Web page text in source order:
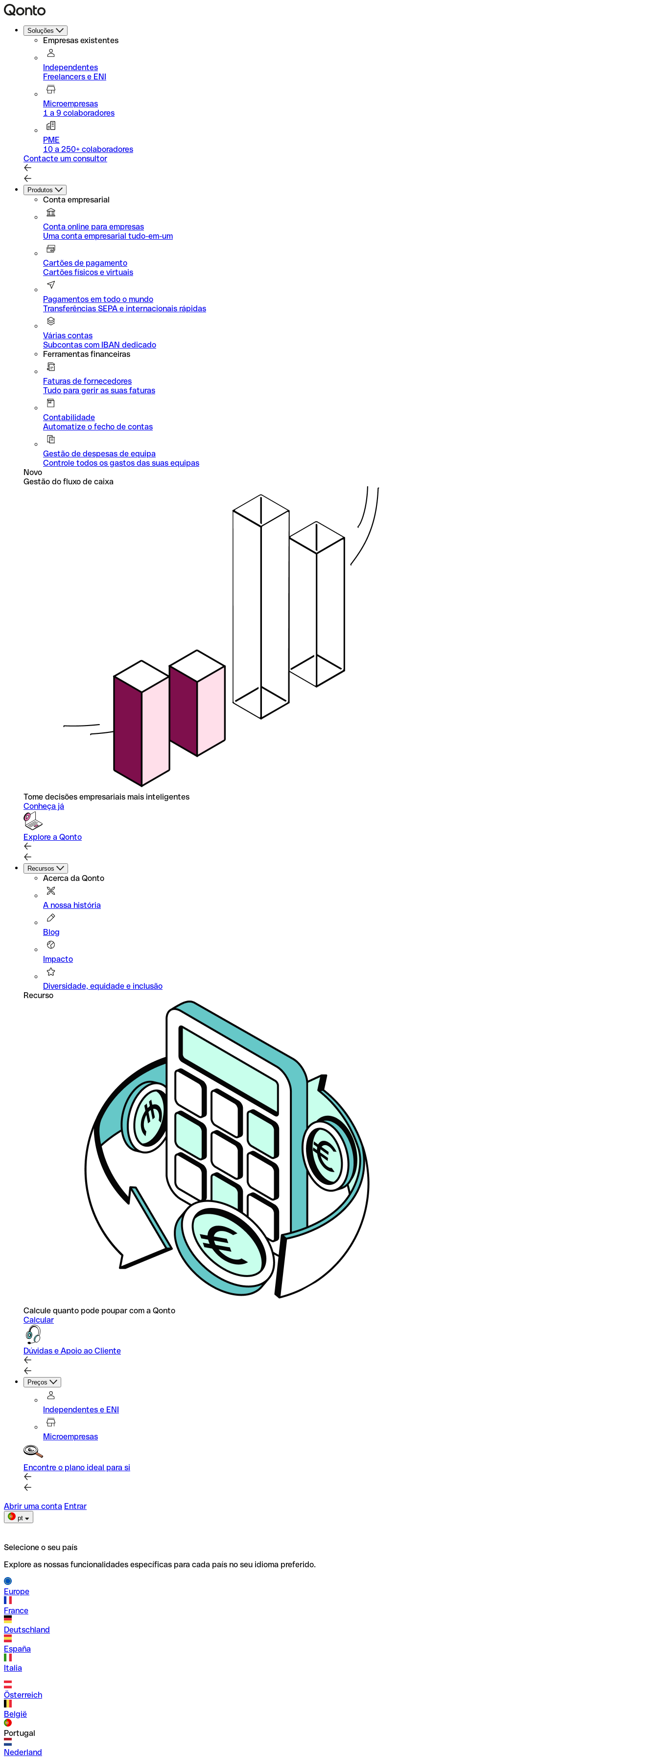
Soluções
Empresas existentes
Independentes
Freelancers e ENI
Microempresas
1 a 9 colaboradores
PME
10 a 250+ colaboradores
Contacte um consultor
Produtos
Conta empresarial
Conta online para empresas
Uma conta empresarial tudo-em-um
Cartões de pagamento
Cartões físicos e virtuais
Pagamentos em todo o mundo
Transferências SEPA e internacionais rápidas
Várias contas
Subcontas com IBAN dedicado
Ferramentas financeiras
Faturas de fornecedores
Tudo para gerir as suas faturas
Contabilidade
Automatize o fecho de contas
Gestão de despesas de equipa
Controle todos os gastos das suas equipas
Novo
Gestão do fluxo de caixa
Tome decisões empresariais mais inteligentes
Conheça já
Explore a Qonto
Recursos
Acerca da Qonto
A nossa história
Blog
Impacto
Diversidade, equidade e inclusão
Recurso
Calcule quanto pode poupar com a Qonto
Calcular
Dúvidas e Apoio ao Cliente
Preços
Independentes e ENI
Microempresas
Encontre o plano ideal para si
Abrir uma conta Entrar
pt
Selecione o seu país
Explore as nossas funcionalidades específicas para cada país no seu idioma preferido.
Europe
France
Deutschland
España
Italia
Österreich
België
Portugal
Nederland